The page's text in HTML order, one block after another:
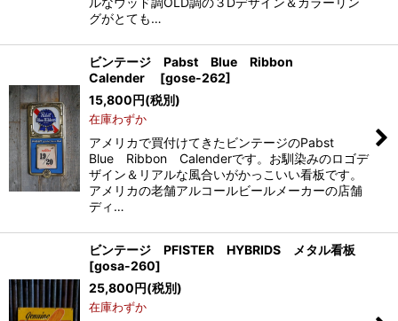
グがとても…
ビンテージ Pabst Blue Ribbon
Calender
[gose-262]
15,800円(税別)
在庫わずか
アメリカで買付けてきたビンテージのPabst
Blue Ribbon Calenderです。お馴染みのロゴデ
ザイン＆リアルな風合いがかっこいい看板です。
アメリカの老舗アルコールビールメーカーの店舗
ディ…
ビンテージ PFISTER HYBRIDS メタル看板
[gosa-260]
25,800円(税別)
在庫わずか